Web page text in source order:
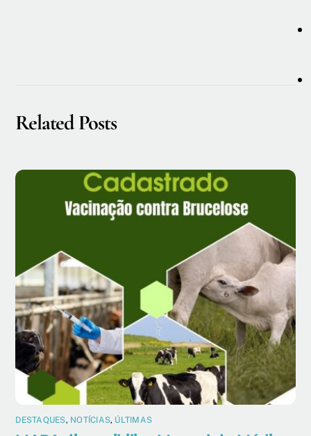
Related Posts
DESTAQUES, NOTÍCIAS, ÚLTIMAS